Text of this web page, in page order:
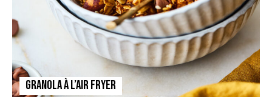
Granola à l’air fryer